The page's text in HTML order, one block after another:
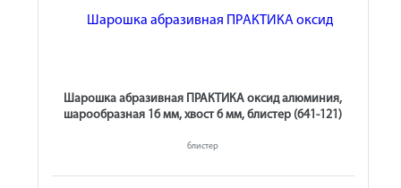
Шарошка абразивная ПРАКТИКА оксид алюминия,
шарообразная 16 мм, хвост 6 мм, блистер (641-121)
блистер